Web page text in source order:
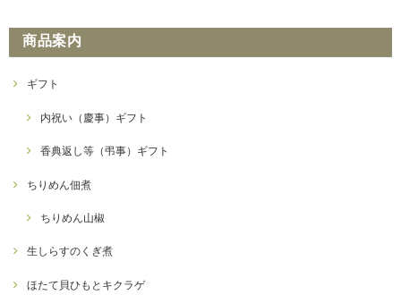
同一住所に複数個数注文時に配送料がそれぞれ加算され決済されている
西山佃煮オンラインショップをご利用いただきありがとう
ございます。 送料計算の件、ご不便おかけし申し訳ござい
の場合の送料計算が どちらか一方の送料のみに適用される
ット決済の場合、こちらで送料を再計算（１配送分の送
商品案内
ギフト
内祝い（慶事）ギフト
香典返し等（弔事）ギフト
ちりめん佃煮
ちりめん山椒
生しらすのくぎ煮
ほたて貝ひもとキクラゲ